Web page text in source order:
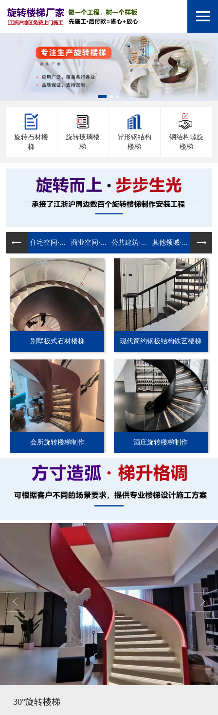
旋转石材楼
梯
旋转玻璃楼
梯
异形钢结构
楼梯
钢结构螺旋
楼梯
住宅空间·... 商业空间·... 公共建筑·... 其他领域·...
别墅板式石材楼梯 现代简约钢板结构铁艺楼梯
会所旋转楼梯制作 酒庄旋转楼梯制作
30°旋转楼梯